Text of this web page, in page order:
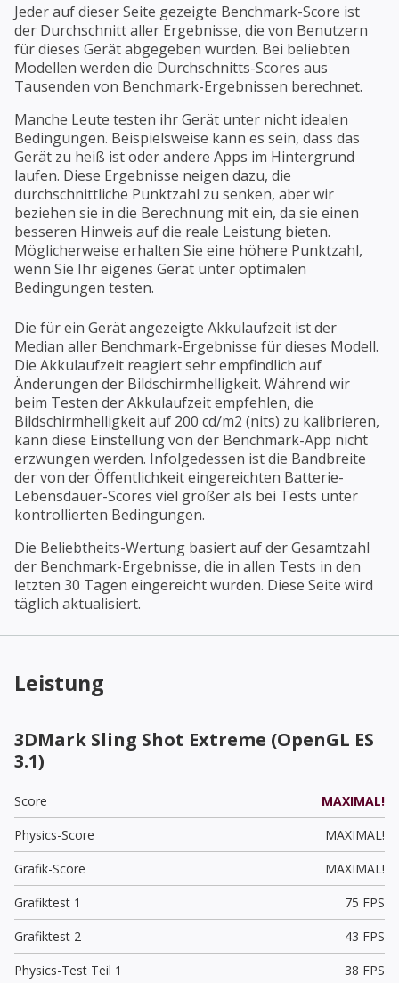
Jeder auf dieser Seite gezeigte Benchmark-Score ist
der Durchschnitt aller Ergebnisse, die von Benutzern
für dieses Gerät abgegeben wurden. Bei beliebten
Modellen werden die Durchschnitts-Scores aus
Tausenden von Benchmark-Ergebnissen berechnet.
Manche Leute testen ihr Gerät unter nicht idealen
Bedingungen. Beispielsweise kann es sein, dass das
Gerät zu heiß ist oder andere Apps im Hintergrund
laufen. Diese Ergebnisse neigen dazu, die
durchschnittliche Punktzahl zu senken, aber wir
beziehen sie in die Berechnung mit ein, da sie einen
besseren Hinweis auf die reale Leistung bieten.
Möglicherweise erhalten Sie eine höhere Punktzahl,
wenn Sie Ihr eigenes Gerät unter optimalen
Bedingungen testen.
Die für ein Gerät angezeigte Akkulaufzeit ist der
Median aller Benchmark-Ergebnisse für dieses Modell.
Die Akkulaufzeit reagiert sehr empfindlich auf
Änderungen der Bildschirmhelligkeit. Während wir
beim Testen der Akkulaufzeit empfehlen, die
Bildschirmhelligkeit auf 200 cd/m2 (nits) zu kalibrieren,
kann diese Einstellung von der Benchmark-App nicht
erzwungen werden. Infolgedessen ist die Bandbreite
der von der Öffentlichkeit eingereichten Batterie-
Lebensdauer-Scores viel größer als bei Tests unter
kontrollierten Bedingungen.
Die Beliebtheits-Wertung basiert auf der Gesamtzahl
der Benchmark-Ergebnisse, die in allen Tests in den
letzten 30 Tagen eingereicht wurden. Diese Seite wird
täglich aktualisiert.
Leistung
3DMark Sling Shot Extreme (OpenGL ES
3.1)
Score
MAXIMAL!
Physics-Score
MAXIMAL!
Grafik-Score
MAXIMAL!
Grafiktest 1
75 FPS
Grafiktest 2
43 FPS
Physics-Test Teil 1
38 FPS